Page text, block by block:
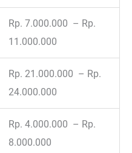
Rp. 7.000.000 – Rp.
11.000.000
Rp. 21.000.000 – Rp.
24.000.000
Rp. 4.000.000 – Rp.
8.000.000